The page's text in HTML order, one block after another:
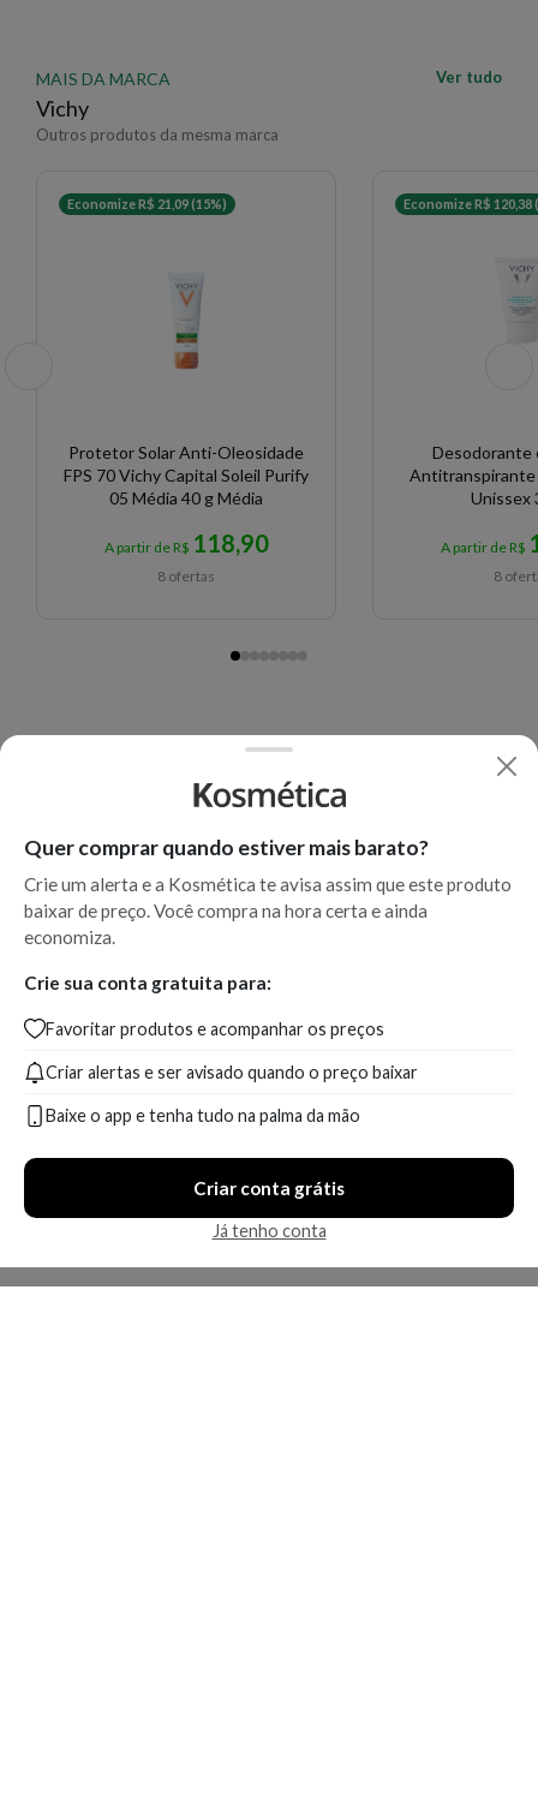
MAIS DA MARCA
Vichy
Outros produtos da mesma marca
Ver tudo
Economize R$ 21,09 (15%)
Protetor Solar Anti-Oleosidade
FPS 70 Vichy Capital Soleil Purify
05 Média 40 g Média
A partir de R$ 118,90
8 ofertas
Economize R$ 120,38
Desodorante
Antitranspirante
Unissex
A partir de R$
8
Quer comprar quando estiver mais barato?
Crie um alerta e a Kosmética te avisa assim que este produto
baixar de preço. Você compra na hora certa e ainda
economiza.
Crie sua conta gratuita para:
Favoritar produtos e acompanhar os preços
Criar alertas e ser avisado quando o preço baixar
Baixe o app e tenha tudo na palma da mão
Criar conta grátis
Já tenho conta